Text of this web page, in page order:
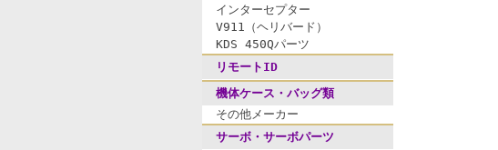
インターセプター
V911（ヘリバード）
KDS 450Qパーツ
リモートID
機体ケース・バッグ類
その他メーカー
サーボ・サーボパーツ